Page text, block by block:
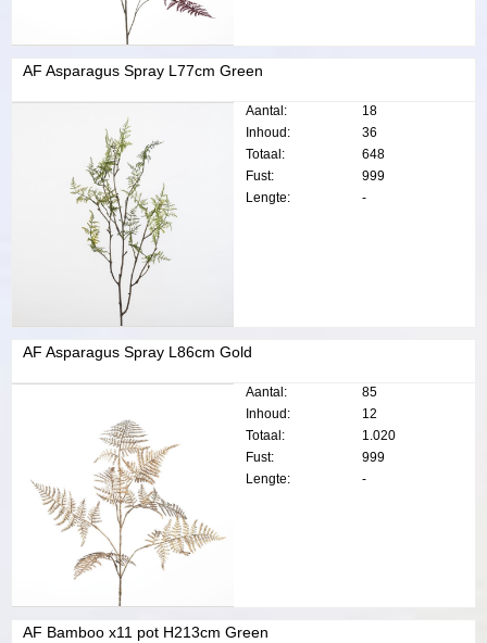
AF Asparagus Spray L77cm Green
Aantal:
18
Inhoud:
36
Totaal:
648
Fust:
999
Lengte:
-
AF Asparagus Spray L86cm Gold
Aantal:
85
Inhoud:
12
Totaal:
1.020
Fust:
999
Lengte:
-
AF Bamboo x11 pot H213cm Green